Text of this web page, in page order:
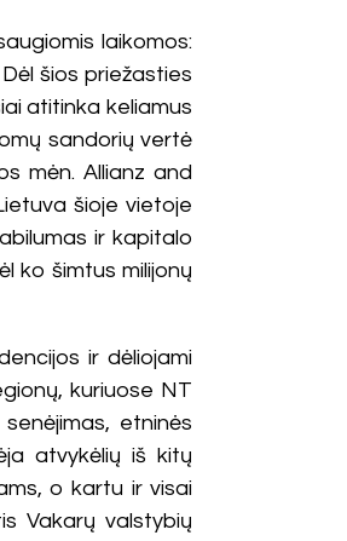
laikomos:
šios priežasties
atitinka keliamus
sandorių vertė
mėn. Allianz and
šioje vietoje
ir kapitalo
ko šimtus milijonų
ir dėliojami
kuriuose NT
etninės
atvykėlių iš kitų
o kartu ir visai
Vakarų valstybių